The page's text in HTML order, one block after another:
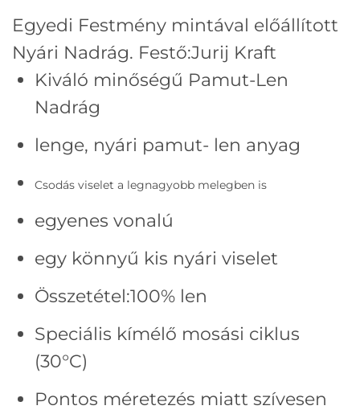
Egyedi Festmény mintával előállított
Nyári Nadrág. Festő:Jurij Kraft
Kiváló minőségű Pamut-Len
Nadrág
lenge, nyári pamut- len anyag
Csodás viselet a legnagyobb melegben is
egyenes vonalú
egy könnyű kis nyári viselet
Összetétel:100% len
Speciális kímélő mosási ciklus
(30°C)
Pontos méretezés miatt szívesen